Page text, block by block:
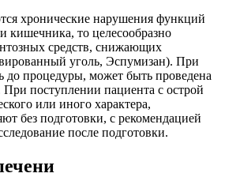
хронические нарушения функций
кишечника, то целесообразно
средств, снижающих
уголь, Эспумизан). При
до процедуры, может быть проведена
При поступлении пациента с острой
или иного характера,
без подготовки, с рекомендацией
после подготовки.